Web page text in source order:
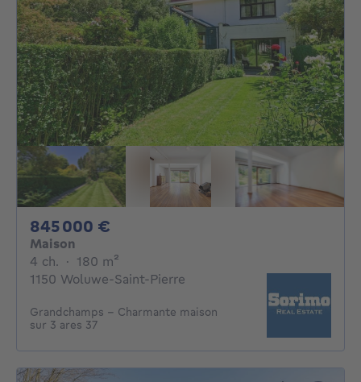
845 000 €
Maison
4 ch. 4 chambres
· 180 m²
1150 Woluwe-Saint-Pierre
Grandchamps - Charmante maison
sur 3 ares 37